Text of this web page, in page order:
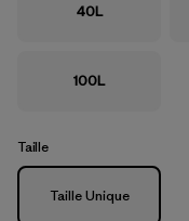
40L
100L
Taille
Taille
Taille Unique